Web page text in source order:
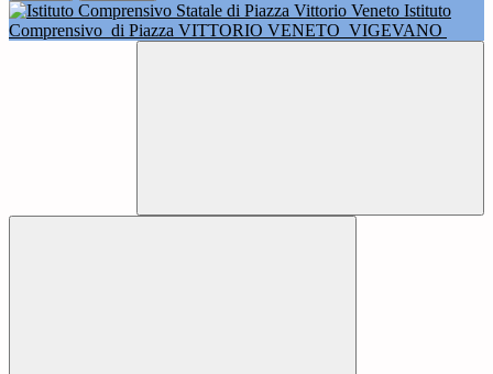
Istituto
Comprensivo di Piazza VITTORIO VENETO VIGEVANO